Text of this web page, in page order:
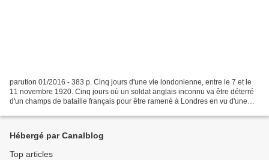
parution 01/2016 - 383 p. Cinq jours d'une vie londonienne, entre le 7 et le
11 novembre 1920. Cinq jours où un soldat anglais inconnu va être déterré
d'un champs de bataille français pour être ramené à Londres en vu d'une
Hébergé par Canalblog
Top articles